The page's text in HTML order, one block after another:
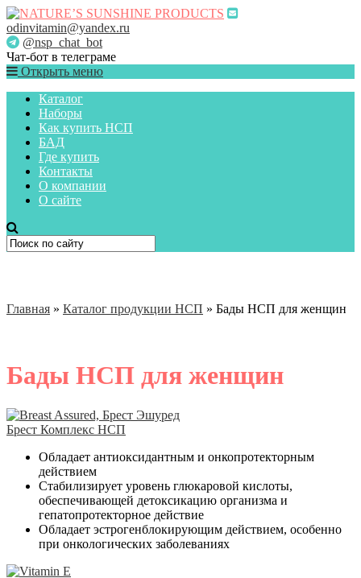
odinvitamin@yandex.ru
@nsp_chat_bot
Чат-бот в телеграме
Открыть меню
Каталог
Наборы
Как купить НСП
БАД
Где купить
Контакты
О компании
О сайте
Главная » Каталог продукции НСП » Бады НСП для женщин
Бады НСП для женщин
Брест Комплекс НСП
Обладает антиоксидантным и онкопротекторным
действием
Стабилизирует уровень глюкаровой кислоты,
обеспечивающей детоксикацию организма и
гепатопротекторное действие
Обладает эстрогенблокирующим действием, особенно
при онкологических заболеваниях